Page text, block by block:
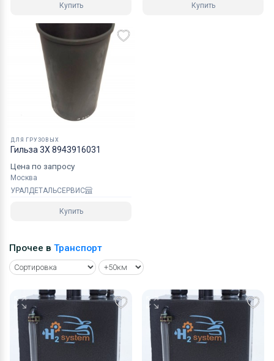
Купить Купить
ДЛЯ ГРУЗОВЫХ
Гильза 3X 8943916031
Цена по запросу
Москва
УРАЛДЕТАЛЬСЕРВИС
Купить
Прочее в Транспорт